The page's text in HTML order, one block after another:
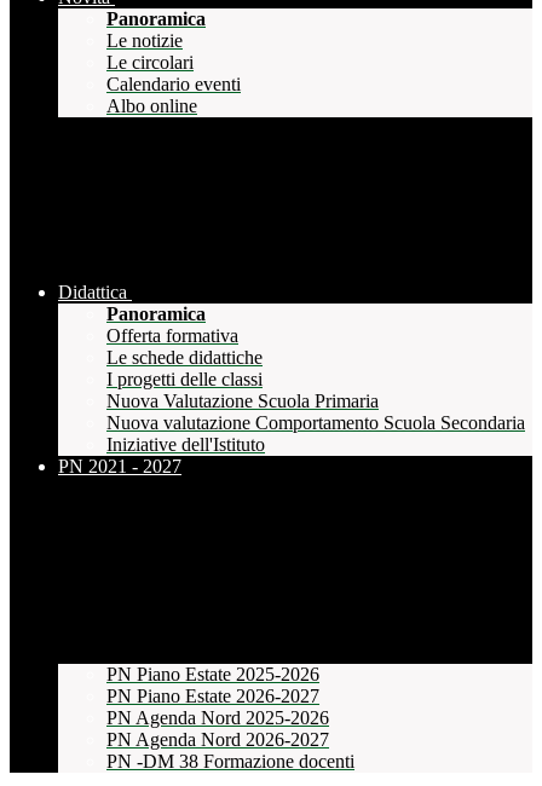
Panoramica
Le notizie
Le circolari
Calendario eventi
Albo online
Didattica
Panoramica
Offerta formativa
Le schede didattiche
I progetti delle classi
Nuova Valutazione Scuola Primaria
Nuova valutazione Comportamento Scuola Secondaria
Iniziative dell'Istituto
PN 2021 - 2027
PN Piano Estate 2025-2026
PN Piano Estate 2026-2027
PN Agenda Nord 2025-2026
PN Agenda Nord 2026-2027
PN -DM 38 Formazione docenti